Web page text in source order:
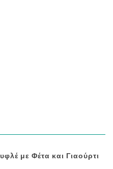
με Φέτα και Γιαούρτι